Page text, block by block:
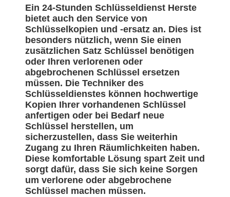
Ein 24-Stunden Schlüsseldienst Herste
bietet auch den Service von
Schlüsselkopien und -ersatz an. Dies ist
besonders nützlich, wenn Sie einen
zusätzlichen Satz Schlüssel benötigen
oder Ihren verlorenen oder
abgebrochenen Schlüssel ersetzen
müssen. Die Techniker des
Schlüsseldienstes können hochwertige
Kopien Ihrer vorhandenen Schlüssel
anfertigen oder bei Bedarf neue
Schlüssel herstellen, um
sicherzustellen, dass Sie weiterhin
Zugang zu Ihren Räumlichkeiten haben.
Diese komfortable Lösung spart Zeit und
sorgt dafür, dass Sie sich keine Sorgen
um verlorene oder abgebrochene
Schlüssel machen müssen.